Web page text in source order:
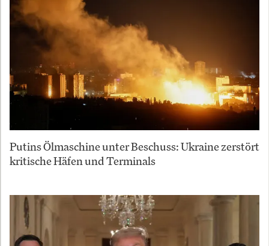
Putins Ölmaschine unter Beschuss: Ukraine zerstört
kritische Häfen und Terminals